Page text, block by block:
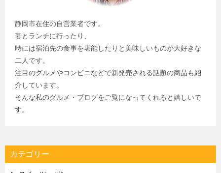
静岡市在住の自営業者です。
妻とランチに行ったり、
時には宿泊先の食事を堪能したりと美味しいものが大好きな
二人です。
注目のグルメやコンビニなどで新発売される話題の商品も紹
介しています。
そんな私のグルメ・ブログをご覧になってくれると嬉しいで
す。
カテゴリー